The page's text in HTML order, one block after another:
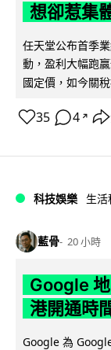
想卻惹集
任天堂公布首季
動，盈利大幅跑
國定價，如今關
35 4 ↗
科技娛樂 生活
藍骨 20 小時
Google
港開通時
Google 為